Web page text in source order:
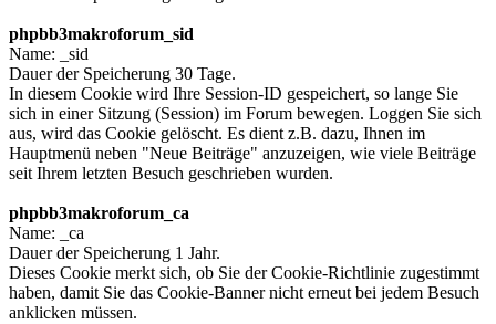
phpbb3makroforum_sid
Name: _sid
Dauer der Speicherung 30 Tage.
In diesem Cookie wird Ihre Session-ID gespeichert, so lange Sie
sich in einer Sitzung (Session) im Forum bewegen. Loggen Sie sich
aus, wird das Cookie gelöscht. Es dient z.B. dazu, Ihnen im
Hauptmenü neben "Neue Beiträge" anzuzeigen, wie viele Beiträge
seit Ihrem letzten Besuch geschrieben wurden.
phpbb3makroforum_ca
Name: _ca
Dauer der Speicherung 1 Jahr.
Dieses Cookie merkt sich, ob Sie der Cookie-Richtlinie zugestimmt
haben, damit Sie das Cookie-Banner nicht erneut bei jedem Besuch
anklicken müssen.